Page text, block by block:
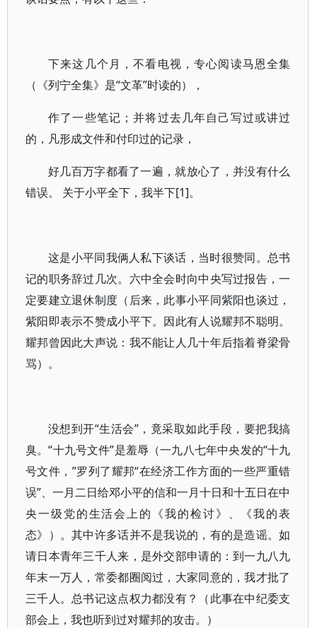
下来这几个月，不看电视，专心阅读马恩全集
（《列宁全集》是“文革”时读的），
作了一些笔记；并将过去几年自己写过或讲过
的，凡形成文件和付印过的记录，
好几百万字都看了一遍，就放心了，并没有什么
错误。 关于小平全下，我半下[1]。
这是小平同我俩人私下谈话，当时很赞同。总书
记的职务辞过几次。六中全会时向中央写过报告，一
定要建立退休制度（后来，此事小平同紫阳也谈过，
紫阳即表示不赞成小平下。因此有人说耀邦不聪明。
耀邦曾因此大声说：我不能让人几十年后指着脊梁骨
骂）。
没想到开“生活会”，竟采取如此手段，要把我搞
臭。“十九号文件”是羞辱（一九八七年中央发的“十九
号文件，”罗列了耀邦“在经济工作方面的一些严重错
误”、一月二日给邓小平的信和一月十日和十五日在中
央一级党的生活会上的《我的检讨》、《我的表
态》）。其中许多话并不是我说的，有的是造谣。如
请日本青年三千人来，是外交部申请的：到一九八九
年末一万人，常委都圈阅过，大家同意的，我才批了
三千人。总书记这点权力都没有？（此事在中纪委支
部会上，我也听到过对耀邦的攻击。）